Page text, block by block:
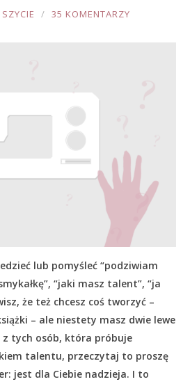
SZYCIE 35 KOMENTARZY
lub pomyśleć “podziwiam
“jaki masz talent”, “ja
że też chcesz coś tworzyć –
– ale niestety masz dwie lewe
z tych osób, która próbuje
talentu, przeczytaj to proszę
jest dla Ciebie nadzieja. I to